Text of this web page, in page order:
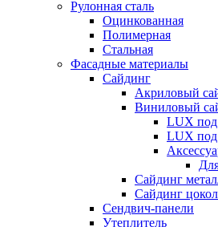
Рулонная сталь
Оцинкованная
Полимерная
Стальная
Фасадные материалы
Сайдинг
Акриловый
Виниловый
LUX под
LUX под
Сайдинг
Сайдинг
Сендвич-панели
Утеплитель